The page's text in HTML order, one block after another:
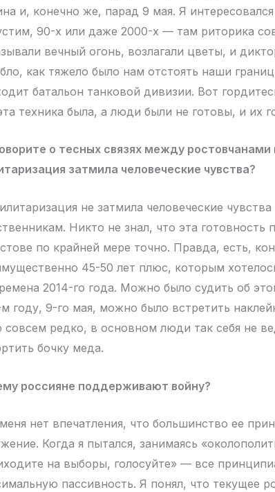
и, конечно же, парад 9 мая. Я
90-х или даже 2000-х — там риторика
вечный огонь, возлагали цветы, и
как тяжело было нам отстоять наши
батальон танковой дивизии. Вот
техника была, а люди были не готовы, и их
о тесных связях между
затмила человеческие чувства?
не затмила человеческие
Никто не знал, что эта готовность
по крайней мере точно. Правда, есть,
45-50 лет плюс, которым
2014-го года. Можно было судить об
году, 9-го мая, можно было встретить
совсем редко, в основном люди так себя не
бочку меда.
россияне поддерживают войну?
нет впечатления, что большинство ее
Когда я пытался, занимаясь
на выборы, голосуйте» — все
пассивность. Я понял, что текущее